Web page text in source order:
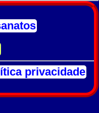
privacidade